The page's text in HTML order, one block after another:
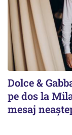
Dolce &
pe dos la
mesaj